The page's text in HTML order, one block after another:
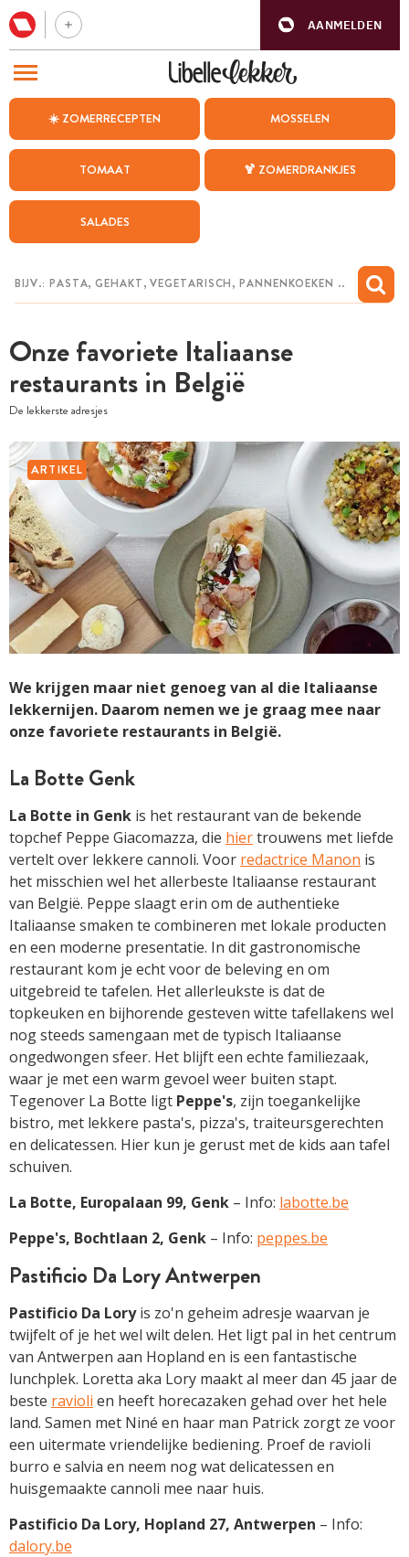
AANMELDEN
☀️ ZOMERRECEPTEN MOSSELEN
TOMAAT 🍹 ZOMERDRANKJES
SALADES
Onze favoriete Italiaanse
restaurants in België
De lekkerste adresjes
ARTIKEL
We krijgen maar niet genoeg van al die Italiaanse
lekkernijen. Daarom nemen we je graag mee naar
onze favoriete restaurants in België.
La Botte Genk
La Botte in Genk is het restaurant van de bekende
topchef Peppe Giacomazza, die hiertrouwens met liefde
vertelt over lekkere cannoli. Voor redactrice Manon is
het misschien wel het allerbeste Italiaanse restaurant
van België. Peppe slaagt erin om de authentieke
Italiaanse smaken te combineren met lokale producten
en een moderne presentatie. In dit gastronomische
restaurant kom je echt voor de beleving en om
uitgebreid te tafelen. Het allerleukste is dat de
topkeuken en bijhorende gesteven witte tafellakens wel
nog steeds samengaan met de typisch Italiaanse
ongedwongen sfeer. Het blijft een echte familiezaak,
waar je met een warm gevoel weer buiten stapt.
Tegenover La Botte ligt Peppe's, zijn toegankelijke
bistro, met lekkere pasta's, pizza's, traiteursgerechten
en delicatessen. Hier kun je gerust met de kids aan tafel
schuiven.
La Botte, Europalaan 99, Genk – Info: labotte.be
Peppe's, Bochtlaan 2, Genk – Info: peppes.be
Pastificio Da Lory Antwerpen
Pastificio Da Loryis zo'n geheim adresje waarvan je
twijfelt of je het wel wilt delen. Het ligt pal in het centrum
van Antwerpen aan Hopland en is een fantastische
lunchplek. Loretta aka Lory maakt al meer dan 45 jaar de
beste ravioli en heeft horecazaken gehad over het hele
land. Samen met Niné en haar man Patrick zorgt ze voor
een uitermate vriendelijke bediening. Proef de ravioli
burro e salvia en neem nog wat delicatessen en
huisgemaakte cannoli mee naar huis.
Pastificio Da Lory, Hopland 27, Antwerpen – Info:
dalory.be
BEZOEK ONZE ANDERE WEBSITES
WEEKMENU
CHAT MET MAIA
MIJN BEWAARDE RECEPTEN